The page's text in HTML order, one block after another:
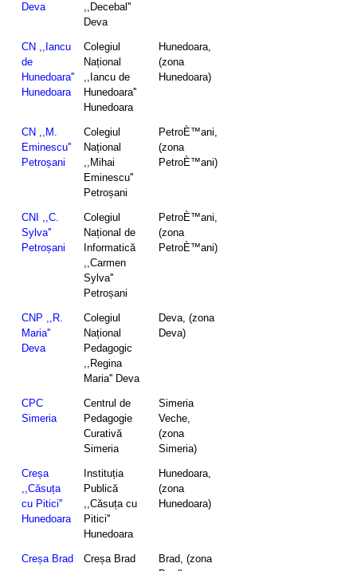
Deva
,,Decebal''
Deva
CN ,,Iancu
de
Hunedoara''
Hunedoara
Colegiul
Național
,,Iancu de
Hunedoara''
Hunedoara
Hunedoara,
(zona
Hunedoara)
CN ,,M.
Eminescu''
Petroșani
Colegiul
Național
,,Mihai
Eminescu''
Petroșani
PetroÈ™ani,
(zona
PetroÈ™ani)
CNI ,,C.
Sylva''
Petroșani
Colegiul
Național de
Informatică
,,Carmen
Sylva''
Petroșani
PetroÈ™ani,
(zona
PetroÈ™ani)
CNP ,,R.
Maria''
Deva
Colegiul
Național
Pedagogic
,,Regina
Maria'' Deva
Deva, (zona
Deva)
CPC
Simeria
Centrul de
Pedagogie
Curativă
Simeria
Simeria
Veche,
(zona
Simeria)
Creșa
,,Căsuța
cu Pitici''
Hunedoara
Instituția
Publică
,,Căsuța cu
Pitici''
Hunedoara
Hunedoara,
(zona
Hunedoara)
Creșa Brad Creșa Brad
Brad, (zona